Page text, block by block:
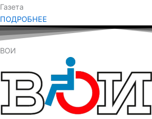
Газета
ПОДРОБНЕЕ
ВОИ